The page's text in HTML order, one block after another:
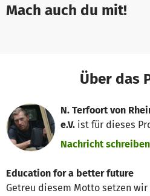
Mach auch du mit!
Über das
N. Terfoort von
e.V. ist für dieses
Nachricht schreiben
Education for a better future
Getreu diesem Motto setzen